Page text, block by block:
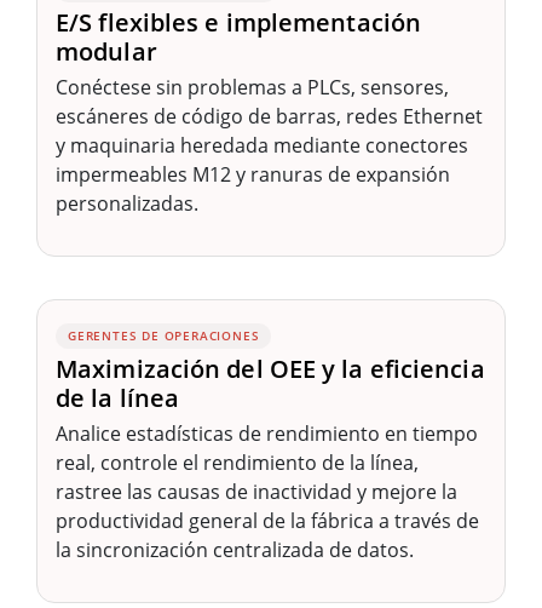
E/S flexibles e implementación
modular
Conéctese sin problemas a PLCs, sensores,
escáneres de código de barras, redes Ethernet
y maquinaria heredada mediante conectores
impermeables M12 y ranuras de expansión
personalizadas.
GERENTES DE OPERACIONES
Maximización del OEE y la eficiencia
de la línea
Analice estadísticas de rendimiento en tiempo
real, controle el rendimiento de la línea,
rastree las causas de inactividad y mejore la
productividad general de la fábrica a través de
la sincronización centralizada de datos.